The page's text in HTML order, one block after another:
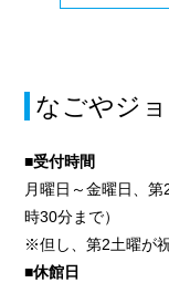
なごやジ
■受付時間
月曜日～金曜日、
時30分まで）
※但し、第2土曜が
■休館日